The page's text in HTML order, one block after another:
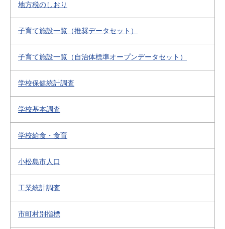
地方税のしおり
子育て施設一覧（推奨データセット）
子育て施設一覧（自治体標準オープンデータセット）
学校保健統計調査
学校基本調査
学校給食・食育
小松島市人口
工業統計調査
市町村別指標